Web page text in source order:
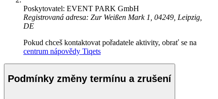
Poskytovatel: EVENT PARK GmbH
Registrovaná adresa: Zur Weißen Mark 1, 04249, Leipzig,
DE
Pokud chceš kontaktovat pořadatele aktivity, obrať se na
centrum nápovědy Tiqets
Podmínky změny termínu a zrušení